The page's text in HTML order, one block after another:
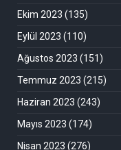
Ekim 2023 (135)
Eylül 2023 (110)
Ağustos 2023 (151)
Temmuz 2023 (215)
Haziran 2023 (243)
Mayıs 2023 (174)
Nisan 2023 (276)